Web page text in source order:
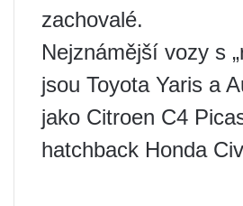
zachovalé.
Nejznámější vozy s
jsou Toyota Yaris a
jako Citroen C4
hatchback Honda